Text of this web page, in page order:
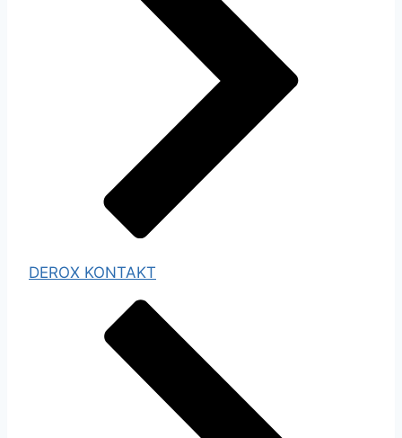
DEROX KONTAKT